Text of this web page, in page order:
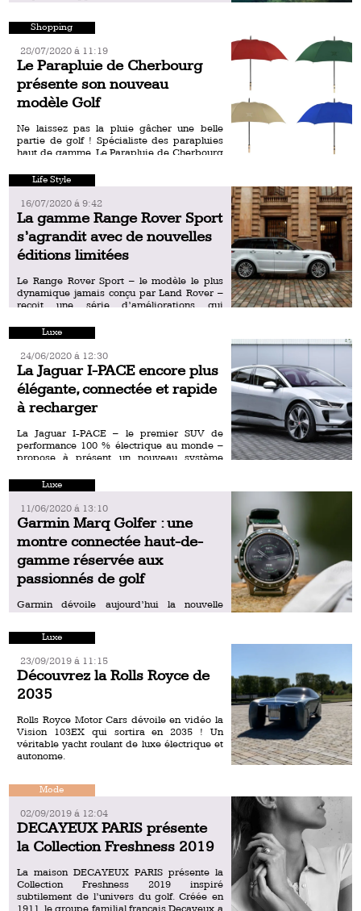
précisément le Ria Bintan Golf Club .
L’équipe du golf, lauréat cette année des
Shopping
28/07/2020 á 11:19
Le Parapluie de Cherbourg
présente son nouveau
modèle Golf
Ne laissez pas la pluie gâcher une belle
partie de golf ! Spécialiste des parapluies
haut de gamme, Le Parapluie de Cherbourg
Golf, […]
Life Style
16/07/2020 á 9:42
La gamme Range Rover Sport
s’agrandit avec de nouvelles
éditions limitées
Le Range Rover Sport – le modèle le plus
dynamique jamais conçu par Land Rover –
reçoit une série d’améliorations qui
performant et luxueux. De […]
Luxe
24/06/2020 á 12:30
La Jaguar I-PACE encore plus
élégante, connectée et rapide
à recharger
La Jaguar I-PACE – le premier SUV de
performance 100 % électrique au monde –
propose à présent un nouveau système
qu’un temps de recharge […]
Luxe
11/06/2020 á 13:10
Garmin Marq Golfer : une
montre connectée haut-de-
gamme réservée aux
passionnés de golf
Garmin dévoile aujourd’hui la nouvelle
née de la collection de tool watches nouvelle
génération Marq. Alliance parfaite entre
pointe, la Marq […]
Luxe
23/09/2019 á 11:15
Découvrez la Rolls Royce de
2035
Rolls Royce Motor Cars dévoile en vidéo la
Vision 103EX qui sortira en 2035 ! Un
véritable yacht roulant de luxe électrique et
autonome.
Mode
02/09/2019 á 12:04
DECAYEUX PARIS présente
la Collection Freshness 2019
La maison DECAYEUX PARIS présente la
Collection Freshness 2019 inspiré
subtilement de l’univers du golf. Créée en